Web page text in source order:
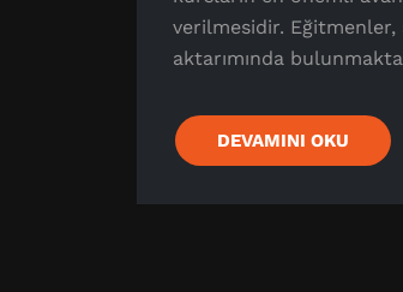
verilmesidir. Eğitmenler,
aktarımında
DEVAMINI OKU